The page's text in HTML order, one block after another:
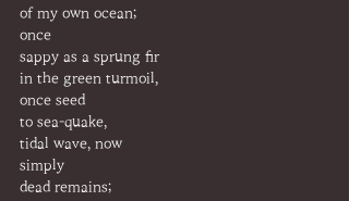
of my own ocean;
once
sappy as a sprung fir
in the green turmoil,
once seed
to sea-quake,
tidal wave, now
simply
dead remains;